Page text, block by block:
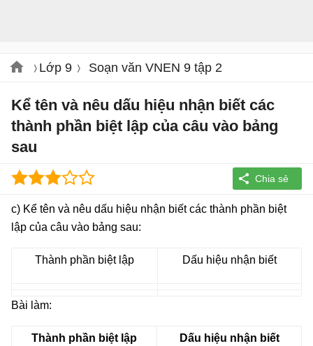
Lớp 9 Soạn văn VNEN 9 tập 2
Kể tên và nêu dấu hiệu nhận biết các
thành phần biệt lập của câu vào bảng
sau
c) Kể tên và nêu dấu hiệu nhận biết các thành phần biệt
lập của câu vào bảng sau:
Thành phần biệt lập Dấu hiệu nhận biết
Bài làm:
Thành phần biệt lập Dấu hiệu nhận biết